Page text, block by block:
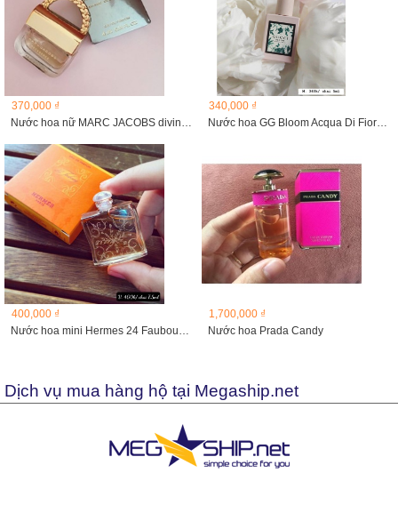
370,000 ₫
Nước hoa nữ MARC JACOBS divine decadence 4ML
340,000 ₫
Nước hoa GG Bloom Acqua Di Fiori 5ml
400,000 ₫
Nước hoa mini Hermes 24 Faubourg edp 7.5ml
1,700,000 ₫
Nước hoa Prada Candy
Dịch vụ mua hàng hộ tại Megaship.net